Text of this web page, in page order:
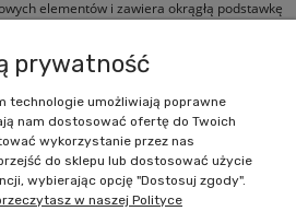
elementów i zawiera okrągłą podstawkę
Zakupy
Pomoc
prywatność
technologie umożliwiają poprawne
nam dostosować ofertę do Twoich
wykorzystanie przez nas
do sklepu lub dostosować użycie
wybierając opcję "Dostosuj zgody".
w naszej Polityce